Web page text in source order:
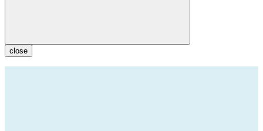
close